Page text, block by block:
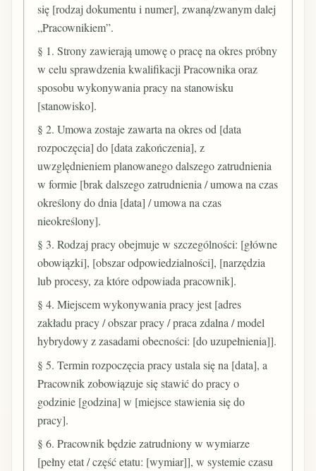
się [rodzaj dokumentu i numer], zwaną/zwanym dalej
„Pracownikiem”.
§ 1. Strony zawierają umowę o pracę na okres próbny
w celu sprawdzenia kwalifikacji Pracownika oraz
sposobu wykonywania pracy na stanowisku
[stanowisko].
§ 2. Umowa zostaje zawarta na okres od [data
rozpoczęcia] do [data zakończenia], z
uwzględnieniem planowanego dalszego zatrudnienia
w formie [brak dalszego zatrudnienia / umowa na czas
określony do dnia [data] / umowa na czas
nieokreślony].
§ 3. Rodzaj pracy obejmuje w szczególności: [główne
obowiązki], [obszar odpowiedzialności], [narzędzia
lub procesy, za które odpowiada pracownik].
§ 4. Miejscem wykonywania pracy jest [adres
zakładu pracy / obszar pracy / praca zdalna / model
hybrydowy z zasadami obecności: [do uzupełnienia]].
§ 5. Termin rozpoczęcia pracy ustala się na [data], a
Pracownik zobowiązuje się stawić do pracy o
godzinie [godzina] w [miejsce stawienia się do
pracy].
§ 6. Pracownik będzie zatrudniony w wymiarze
[pełny etat / część etatu: [wymiar]], w systemie czasu